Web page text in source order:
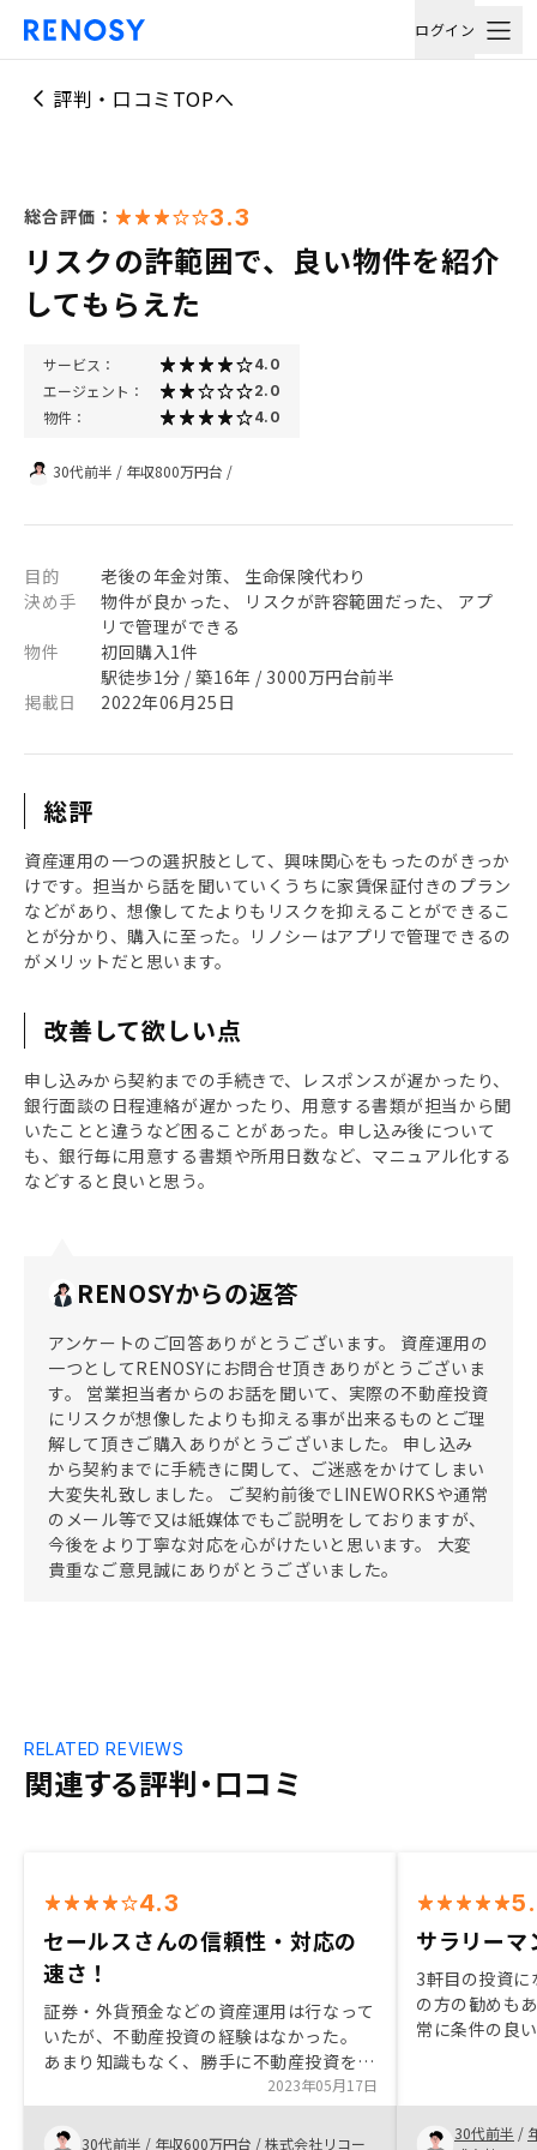
ログイン
評判・口コミTOPへ
総合評価： 3.3
リスクの許範囲で、良い物件を紹介
してもらえた
サービス： 4.0
エージェント： 2.0
物件： 4.0
30代前半 / 年収800万円台 /
目的
老後の年金対策、 生命保険代わり
決め手
物件が良かった、 リスクが許容範囲だった、 アプ
リで管理ができる
物件
初回購入1件
駅徒歩1分 / 築16年 / 3000万円台前半
掲載日
2022年06月25日
総評
資産運用の一つの選択肢として、興味関心をもったのがきっか
けです。担当から話を聞いていくうちに家賃保証付きのプラン
などがあり、想像してたよりもリスクを抑えることができるこ
とが分かり、購入に至った。リノシーはアプリで管理できるの
がメリットだと思います。
改善して欲しい点
申し込みから契約までの手続きで、レスポンスが遅かったり、
銀行面談の日程連絡が遅かったり、用意する書類が担当から聞
いたことと違うなど困ることがあった。申し込み後について
も、銀行毎に用意する書類や所用日数など、マニュアル化する
などすると良いと思う。
RENOSYからの返答
アンケートのご回答ありがとうございます。 資産運用の
一つとしてRENOSYにお問合せ頂きありがとうございま
す。 営業担当者からのお話を聞いて、実際の不動産投資
にリスクが想像したよりも抑える事が出来るものとご理
解して頂きご購入ありがとうございました。 申し込み
から契約までに手続きに関して、ご迷惑をかけてしまい
大変失礼致しました。 ご契約前後でLINEWORKSや通常
のメール等で又は紙媒体でもご説明をしておりますが、
今後をより丁寧な対応を心がけたいと思います。 大変
貴重なご意見誠にありがとうございました。
関連する評判・口コミ
RELATED REVIEWS
4.3
セールスさんの信頼性・対応の
速さ！
証券・外貨預金などの資産運用は行なって
いたが、不動産投資の経験はなかった。
あまり知識もなく、勝手に不動産投資をす
るのは難しい。 分からないから触れない
ようにしてたが、セールスさんのリスクも
含めた丁寧な説明もあり、安心して投資す
2023年05月17日
30代前半 / 年収600万円台 /株式会社リコー
サラリーマ
3軒目の投資
の方の勧めも
常に条件の良
口戦略までト
ける点が素晴
30代前半 /